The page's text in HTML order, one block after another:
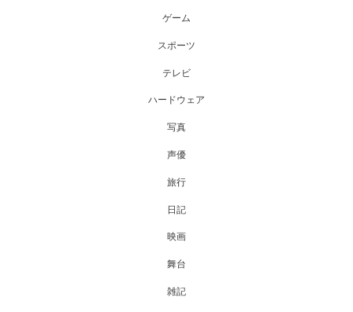
ゲーム
スポーツ
テレビ
ハードウェア
写真
声優
旅行
日記
映画
舞台
雑記